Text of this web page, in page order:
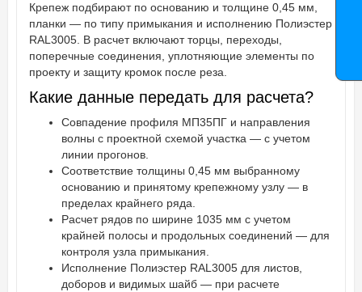
Крепеж подбирают по основанию и толщине 0,45 мм,
планки — по типу примыкания и исполнению Полиэстер
RAL3005. В расчет включают торцы, переходы,
поперечные соединения, уплотняющие элементы по
проекту и защиту кромок после реза.
Какие данные передать для расчета?
Совпадение профиля МП35ПГ и направления
волны с проектной схемой участка — с учетом
линии прогонов.
Соответствие толщины 0,45 мм выбранному
основанию и принятому крепежному узлу — в
пределах крайнего ряда.
Расчет рядов по ширине 1035 мм с учетом
крайней полосы и продольных соединений — для
контроля узла примыкания.
Исполнение Полиэстер RAL3005 для листов,
доборов и видимых шайб — при расчете